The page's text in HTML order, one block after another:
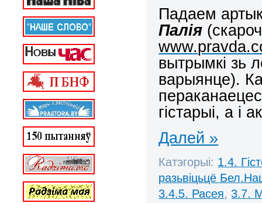
Падаем
Палія
www.pravda.
вытрымкі зь
варыянце).
гістарыі, а і
Далей »
Катэгорыі: 1.4.
разьвіцьцё
3.4.5. Расея, 3.7.